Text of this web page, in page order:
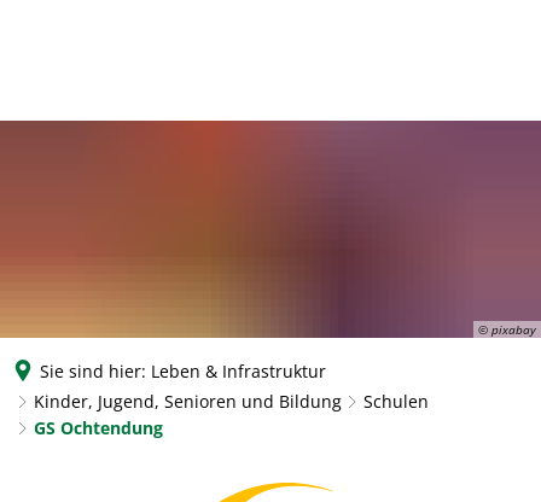
© pixabay
Sie sind hier: Leben & Infrastruktur
Kinder, Jugend, Senioren und Bildung
Schulen
GS Ochtendung